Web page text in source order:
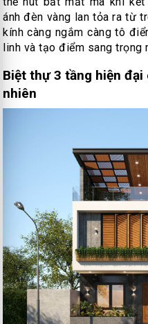
ánh đèn vàng lan tỏa ra từ
kính càng ngắm càng tô
linh và tạo điểm sang
Biệt thự 3 tầng hiện
nhiên